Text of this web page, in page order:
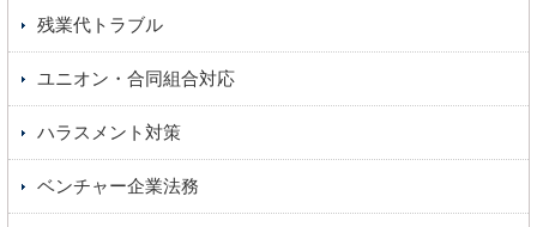
残業代トラブル
ユニオン・合同組合対応
ハラスメント対策
ベンチャー企業法務